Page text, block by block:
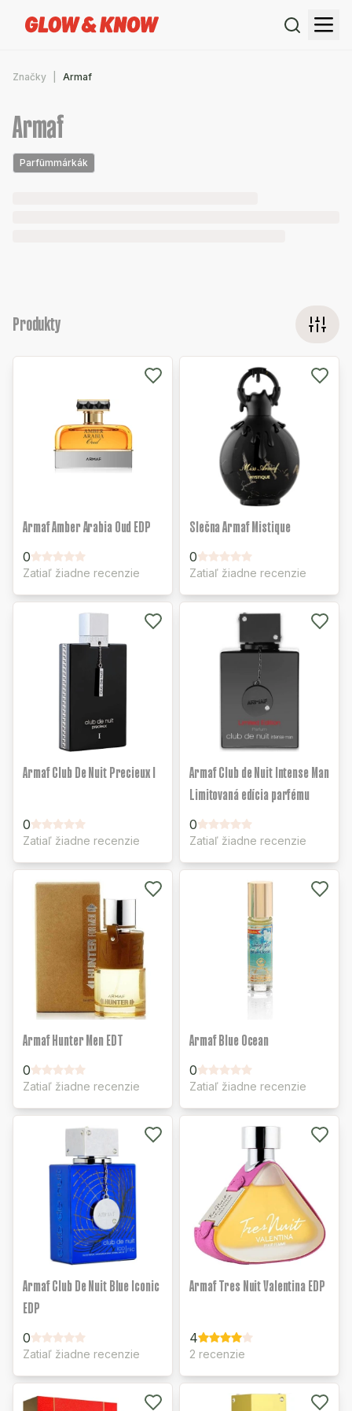
Značky Armaf
Armaf
Parfümmárkák
Produkty
Armaf Amber Arabia Oud EDP
0
Zatiaľ žiadne recenzie
Slečna Armaf Mistique
0
Zatiaľ žiadne recenzie
Armaf Club De Nuit Precieux I
0
Zatiaľ žiadne recenzie
Armaf Club de Nuit Intense Man
Limitovaná edícia parfému
0
Zatiaľ žiadne recenzie
Armaf Hunter Men EDT
0
Zatiaľ žiadne recenzie
Armaf Blue Ocean
0
Zatiaľ žiadne recenzie
Armaf Club De Nuit Blue Iconic
EDP
0
Zatiaľ žiadne recenzie
Armaf Tres Nuit Valentina EDP
4
2 recenzie